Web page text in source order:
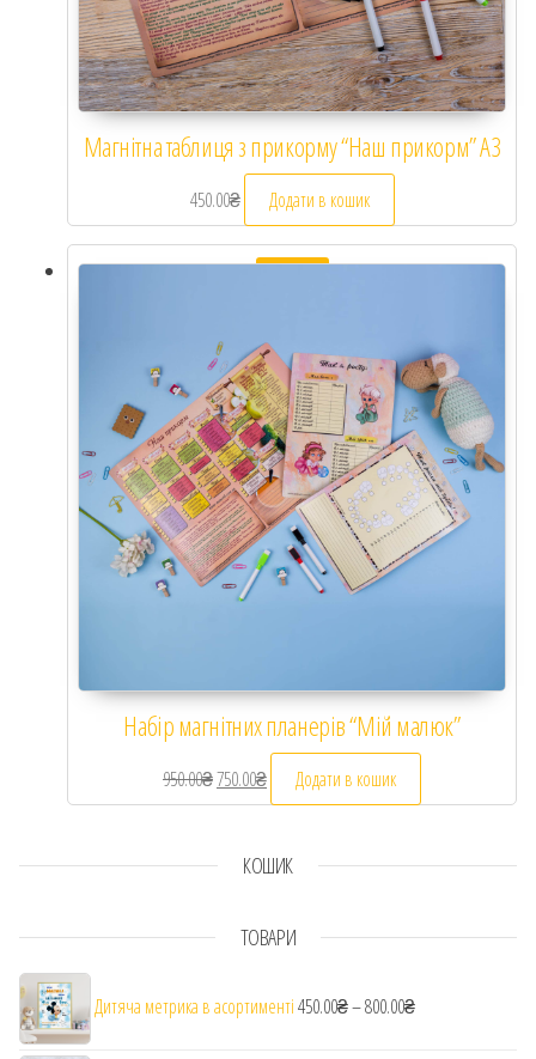
Магнітна таблиця з прикорму “Наш прикорм” А3
450.00₴ Додати в кошик
Розпродаж!
Набір магнітних планерів “Мій малюк”
950.00₴Оригінальна ціна: 950.00₴.
750.00₴ Поточна ціна: 750.00₴.
Додати в кошик
КОШИК
ТОВАРИ
Дитяча метрика в асортименті450.00₴–800.00₴